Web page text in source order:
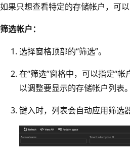
如果只想查看特定的存储帐户，可
筛选帐户：
选择窗格顶部的“筛选”。
在“筛选”窗格中，可以指定“帐
以调整要显示的存储帐户列表
键入时，列表会自动应用筛选器